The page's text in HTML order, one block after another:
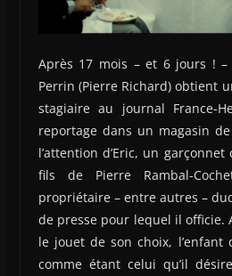
Après 17 mois – et 6 jours ! –
Perrin (Pierre Richard) obtient
stagiaire au journal France-
reportage dans un magasin
l’attention d’Eric, un
fils de Pierre Rambal-
propriétaire – entre autres –
de presse pour lequel il officie.
le jouet de son choix, l’enfant
comme étant celui qu’il